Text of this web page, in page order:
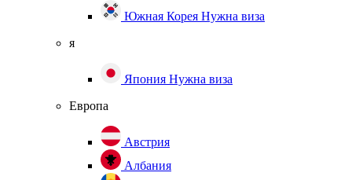
Южная Корея Нужна виза
я
Япония Нужна виза
Европа
Австрия
Албания